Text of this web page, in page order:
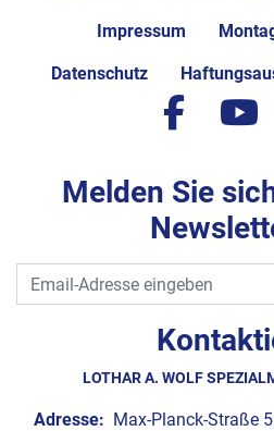
Impressum
Datenschutz
LOTHAR A. WOLF
Adresse: Max-Planck-Straße
Melden Sie